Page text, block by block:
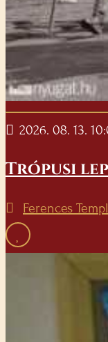
2026. 08. 13.
Trópusi
Ferences